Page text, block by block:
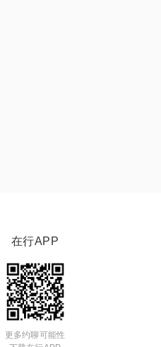
在行APP
更多约聊可能性